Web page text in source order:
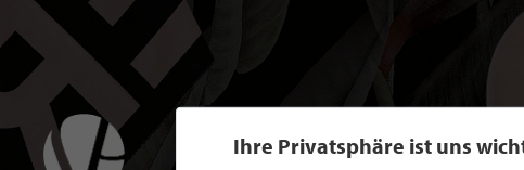
Ihre Privatsphäre ist uns